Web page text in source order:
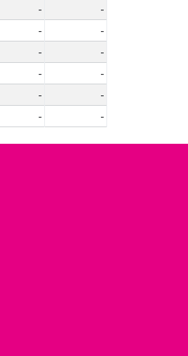
-
-
-
-
-
-
-
-
-
-
- -